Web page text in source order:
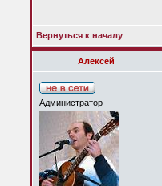
Вернуться к началу
Алексей
Администратор